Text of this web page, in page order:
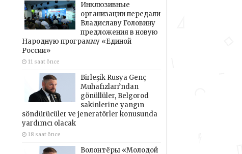
Инклюзивные
организации передали
Владиславу Головину
предложения в новую
Народную программу «Единой
России»
11 saat önce
Birleşik Rusya Genç
Muhafızları’ndan
gönüllüler, Belgorod
sakinlerine yangın
söndürücüler ve jeneratörler konusunda
yardımcı olacak
18 saat önce
Волонтёры «Молодой